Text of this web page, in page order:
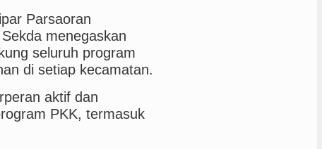
Parsaoran
menegaskan
seluruh program
di setiap kecamatan.
aktif dan
PKK, termasuk